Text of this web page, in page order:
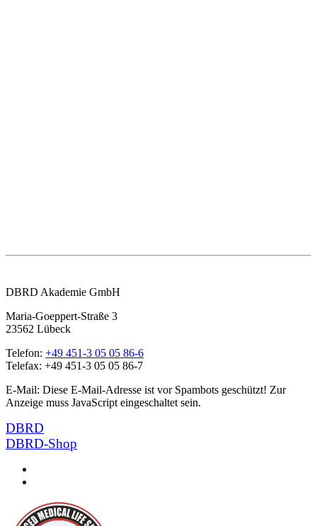
DBRD Akademie GmbH
Maria-Goeppert-Straße 3
23562 Lübeck
Telefon: +49 451-3 05 05 86-6
Telefax: +49 451-3 05 05 86-7
E-Mail: Diese E-Mail-Adresse ist vor Spambots geschützt! Zur
Anzeige muss JavaScript eingeschaltet sein.
DBRD
DBRD-Shop